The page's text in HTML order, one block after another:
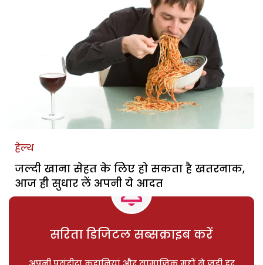
हेल्थ
जल्दी खाना सेहत के लिए हो सकता है खतरनाक,
आज ही सुधार लें अपनी ये आदत
सरिता डिजिटल सब्सक्राइब करें